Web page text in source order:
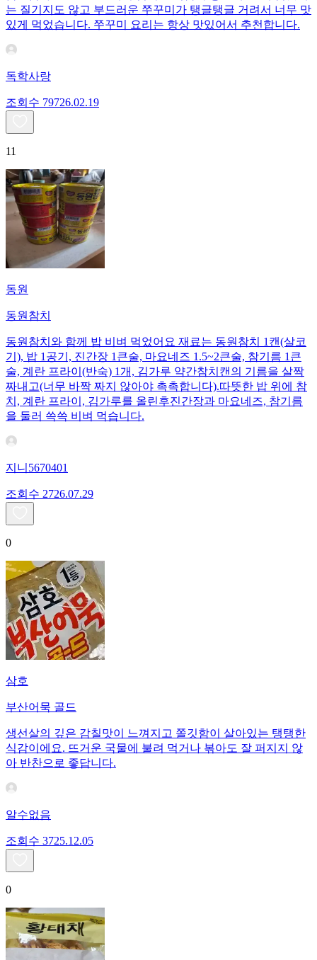
는 질기지도 않고 부드러운 쭈꾸미가 탱글탱글 거려서 너무 맛
있게 먹었습니다. 쭈꾸미 요리는 항상 맛있어서 추천합니다.
독학사랑
조회수 79726.02.19
11
동원
동원참치
동원참치와 함께 밥 비벼 먹었어요 재료는 동원참치 1캔(살코
기), 밥 1공기, 진간장 1큰술, 마요네즈 1.5~2큰술, 참기름 1큰
술, 계란 프라이(반숙) 1개, 김가루 약간 ​참치캔의 기름을 살짝
짜내고(너무 바짝 짜지 않아야 촉촉합니다). ​따뜻한 밥 위에 참
치, 계란 프라이, 김가루를 올린후 ​진간장과 마요네즈, 참기름
을 둘러 쓱쓱 비벼 먹습니다.
지니5670401
조회수 2726.07.29
0
삼호
부산어묵 골드
생선살의 깊은 감칠맛이 느껴지고 쫄깃함이 살아있는 탱탱한
식감이에요. 뜨거운 국물에 불려 먹거나 볶아도 잘 퍼지지 않
아 반찬으로 좋답니다.
알수없음
조회수 3725.12.05
0